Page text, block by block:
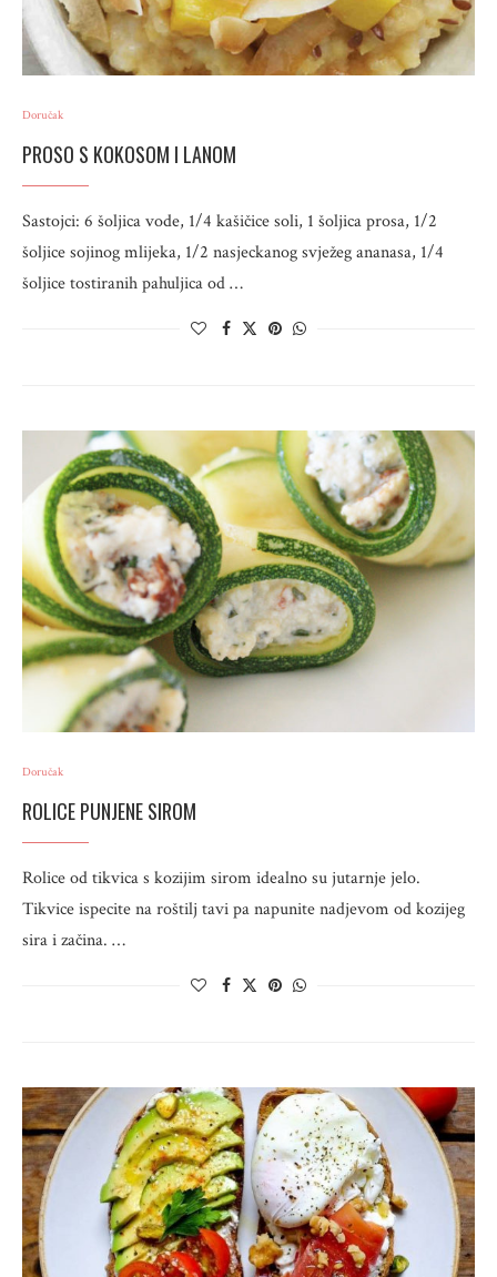
Doručak
PROSO S KOKOSOM I LANOM
Sastojci: 6 šoljica vode, 1/4 kašičice soli, 1 šoljica prosa, 1/2
šoljice sojinog mlijeka, 1/2 nasjeckanog svježeg ananasa, 1/4
šoljice tostiranih pahuljica od …
Doručak
ROLICE PUNJENE SIROM
Rolice od tikvica s kozijim sirom idealno su jutarnje jelo.
Tikvice ispecite na roštilj tavi pa napunite nadjevom od kozijeg
sira i začina. …